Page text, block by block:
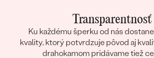
Transparentnosť
Ku každému šperku od nás
kvality, ktorý potvrdzuje pôvod aj
drahokamom pridávame tiež